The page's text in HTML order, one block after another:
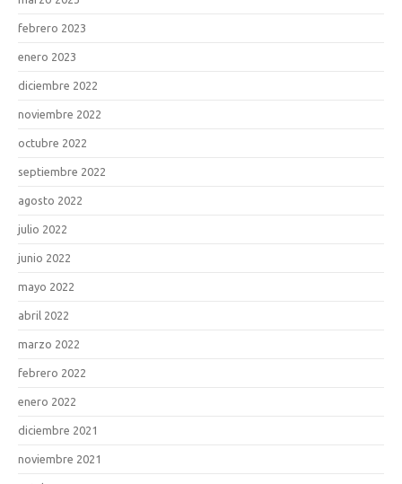
febrero 2023
enero 2023
diciembre 2022
noviembre 2022
octubre 2022
septiembre 2022
agosto 2022
julio 2022
junio 2022
mayo 2022
abril 2022
marzo 2022
febrero 2022
enero 2022
diciembre 2021
noviembre 2021